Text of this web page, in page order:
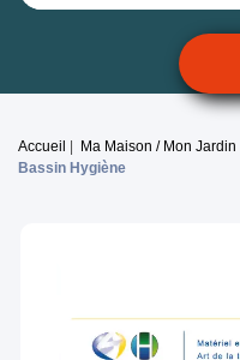
Accueil Ma Maison / Mon Jardin
Bassin Hygiène